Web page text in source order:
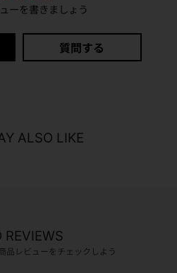
ーを書きましょう
質問する
ALSO LIKE
REVIEWS
品レビューをチェックしよう